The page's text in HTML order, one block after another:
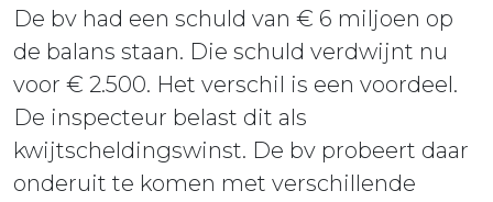
De bv had een schuld van € 6 miljoen op
de balans staan. Die schuld verdwijnt nu
voor € 2.500. Het verschil is een voordeel.
De inspecteur belast dit als
kwijtscheldingswinst. De bv probeert daar
onderuit te komen met verschillende